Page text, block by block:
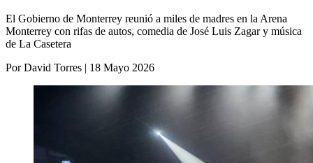
El Gobierno de Monterrey reunió a miles de madres en la Arena
Monterrey con rifas de autos, comedia de José Luis Zagar y música
de La Casetera
Por David Torres | 18 Mayo 2026